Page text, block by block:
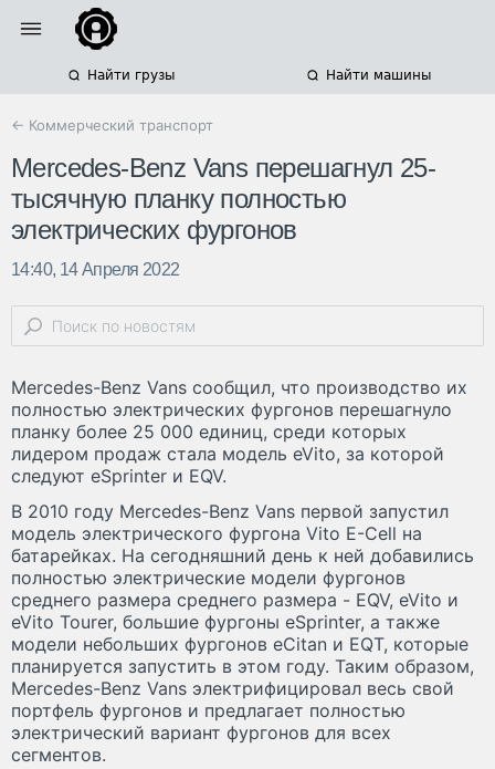
Найти грузы Найти машины
← Коммерческий транспорт
Mercedes-Benz Vans перешагнул 25-
тысячную планку полностью
электрических фургонов
14:40, 14 Апреля 2022
Mercedes-Benz Vans сообщил, что производство их
полностью электрических фургонов перешагнуло
планку более 25 000 единиц, среди которых
лидером продаж стала модель eVito, за которой
следуют eSprinter и EQV.
В 2010 году Mercedes-Benz Vans первой запустил
модель электрического фургона Vito E-Cell на
батарейках. На сегодняшний день к ней добавились
полностью электрические модели фургонов
среднего размера среднего размера - EQV, eVito и
eVito Tourer, большие фургоны eSprinter, а также
модели небольших фургонов eCitan и EQT, которые
планируется запустить в этом году. Таким образом,
Mercedes-Benz Vans электрифицировал весь свой
портфель фургонов и предлагает полностью
электрический вариант фургонов для всех
сегментов.